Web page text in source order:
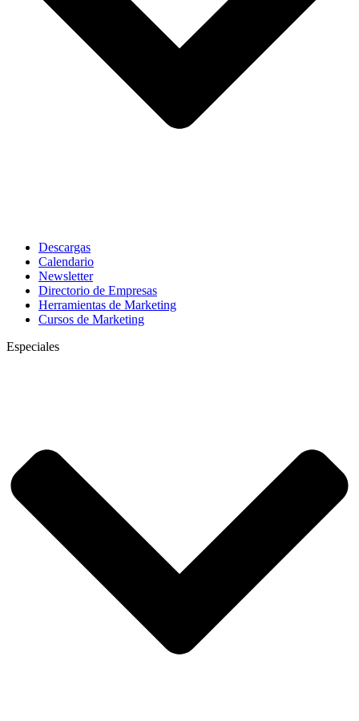
Descargas
Calendario
Newsletter
Directorio de Empresas
Herramientas de Marketing
Cursos de Marketing
Especiales